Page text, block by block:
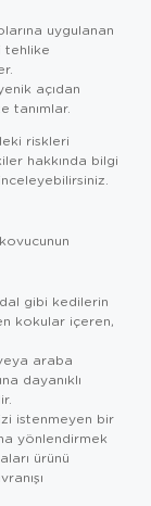
uygulanan
tehlike
açıdan
tanımlar.
riskleri
hakkında bilgi
inceleyebilirsiniz.
gibi kedilerin
kokular içeren,
araba
dayanıklı
istenmeyen bir
yönlendirmek
ürünü